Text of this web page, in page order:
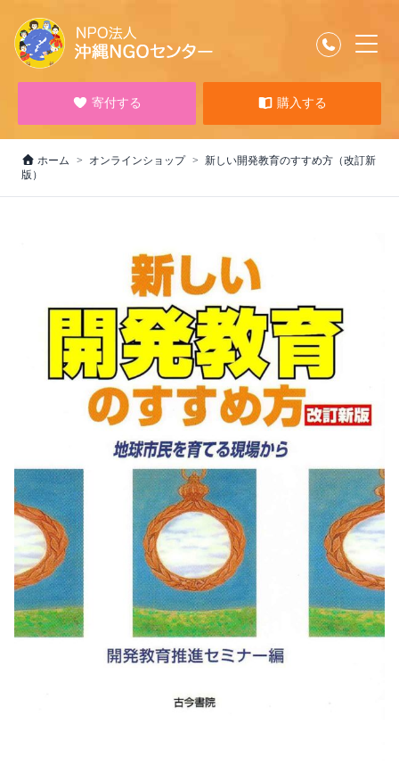
寄付する 購入する
ホーム オンラインショップ
新しい開発教育のすすめ方（改訂新
版）